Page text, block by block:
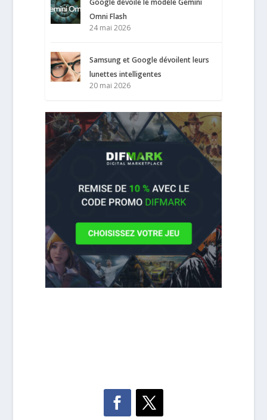
Omni Flash
24 mai 2026
Samsung et Google dévoilent leurs
lunettes intelligentes
20 mai 2026